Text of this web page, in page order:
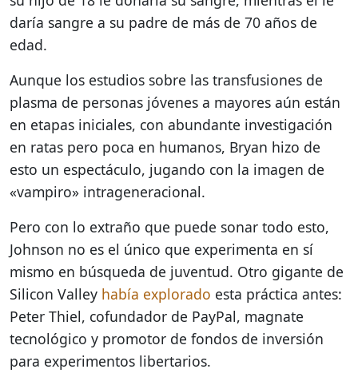
daría sangre a su padre de más de 70 años de
edad.
Aunque los estudios sobre las transfusiones de
plasma de personas jóvenes a mayores aún están
en etapas iniciales, con abundante investigación
en ratas pero poca en humanos, Bryan hizo de
esto un espectáculo, jugando con la imagen de
«vampiro» intrageneracional.
Pero con lo extraño que puede sonar todo esto,
Johnson no es el único que experimenta en sí
mismo en búsqueda de juventud. Otro gigante de
Silicon Valley había explorado esta práctica antes:
Peter Thiel, cofundador de PayPal, magnate
tecnológico y promotor de fondos de inversión
para experimentos libertarios.